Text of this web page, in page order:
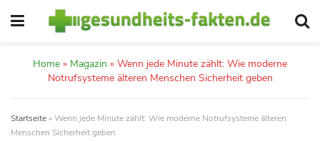
Home » Magazin » Wenn jede Minute zählt: Wie moderne
Notrufsysteme älteren Menschen Sicherheit geben
Startseite »Wenn jede Minute zählt: Wie moderne Notrufsysteme älteren
Menschen Sicherheit geben